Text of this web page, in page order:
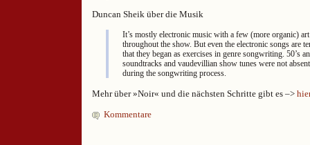
Duncan Sheik über die Musik
It’s mostly electronic music with a few (more organic)
throughout the show. But even the electronic songs are
that they began as exercises in genre songwriting. 50’s
soundtracks and vaudevillian show tunes were not
during the songwriting process.
Mehr über »Noir« und die nächsten Schritte gibt es –> hier
Kommentare